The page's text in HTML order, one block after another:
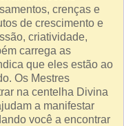
crenças e
de crescimento e
criatividade,
carrega as
que eles estão ao
Os Mestres
na centelha Divina
a manifestar
você a encontrar